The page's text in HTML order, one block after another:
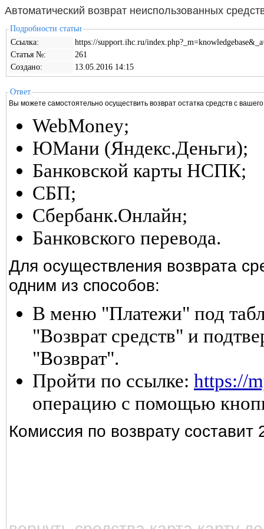
Автоматический возврат неиспользованных
Подробности статьи
Ссылка:
https://support.ihc.ru/
Cтатья №:
261
Создано:
13.05.2016 14:15
Ответ
Вы можете самостоятельно осуществить возврат остатка средств с
WebMoney;
ЮМани (Яндекс.Деньги);
Банковской карты НСПК;
СБП;
Сбербанк.Онлайн;
Банковского перевода.
Для осуществления возврата
одним из способов:
В меню "Платежи" под
"Возврат средств" и
"Возврат".
Пройти по ссылке: https://
операцию с помощью
Комиссия по возврату